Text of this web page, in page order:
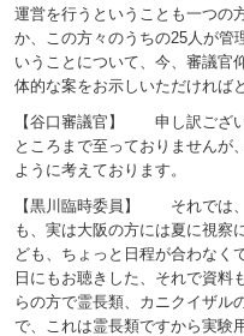
運営を行うということも一つの
か、この方々のうちの25人が管
いうことについて、今、審議官
体的な案をお示しいただければ
【谷口審議官】 申し訳ござ
ところまで至っておりませんが
ように考えております。
【黒川臨時委員】 それでは
も、実は大阪の方には夏に視察
ども、ちょっと日程が合わなく
日にもお聴きした、それで資料
らの方で霊長類、カニクイザル
で、これは霊長類ですから実験